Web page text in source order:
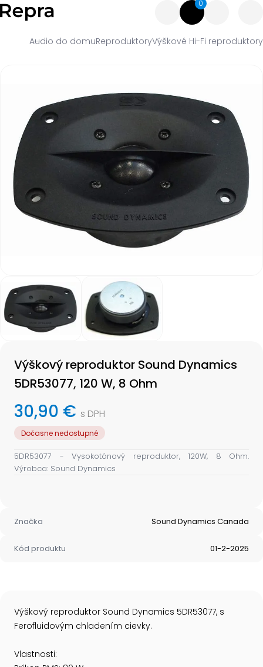
0
Audio do domuReproduktoryVýškové Hi-Fi reproduktory
of
2
Výškový reproduktor Sound Dynamics
5DR53077, 120 W, 8 Ohm
30,90 € s DPH
Dočasne nedostupné
5DR53077 - Vysokotónový reproduktor, 120W, 8 Ohm.
Výrobca: Sound Dynamics
Značka Sound Dynamics Canada
Kód produktu 01-2-2025
Výškový reproduktor Sound Dynamics 5DR53077, s
Ferofluidovým chladením cievky.
Vlastnosti: